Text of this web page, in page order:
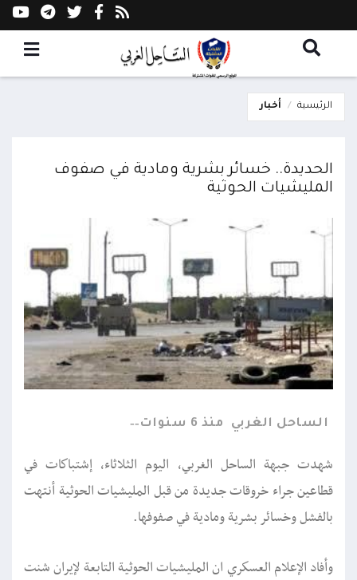
الرئيسية أخبار
الحديدة.. خسائر بشرية ومادية في صفوف
المليشيات الحوثية
الساحل الغربي منذ 6 سنوات
شهدت جبهة الساحل الغربي، اليوم الثلاثاء، إشتباكات في
قطاعين جراء خروقات جديدة من قبل المليشيات الحوثية أنتهت
بالفشل وخسائر بشرية ومادية في صفوفها.
وأفاد الإعلام العسكري ان المليشيات الحوثية التابعة لإيران شنت